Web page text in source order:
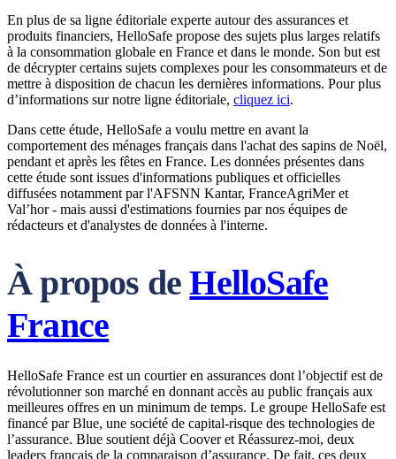
En plus de sa ligne éditoriale experte autour des assurances et
produits financiers, HelloSafe propose des sujets plus larges relatifs
à la consommation globale en France et dans le monde. Son but est
de décrypter certains sujets complexes pour les consommateurs et de
mettre à disposition de chacun les dernières informations. Pour plus
d’informations sur notre ligne éditoriale, cliquez ici.
Dans cette étude, HelloSafe a voulu mettre en avant la
comportement des ménages français dans l'achat des sapins de Noël,
pendant et après les fêtes en France. Les données présentes dans
cette étude sont issues d'informations publiques et officielles
diffusées notamment par l'AFSNN Kantar, FranceAgriMer et
Val’hor - mais aussi d'estimations fournies par nos équipes de
rédacteurs et d'analystes de données à l'interne.
À propos deHelloSafe
France
HelloSafe France est un courtier en assurances dont l’objectif est de
révolutionner son marché en donnant accès au public français aux
meilleures offres en un minimum de temps. Le groupe HelloSafe est
financé par Blue, une société de capital-risque des technologies de
l’assurance. Blue soutient déjà Coover et Réassurez-moi, deux
leaders français de la comparaison d’assurance. De fait, ces deux